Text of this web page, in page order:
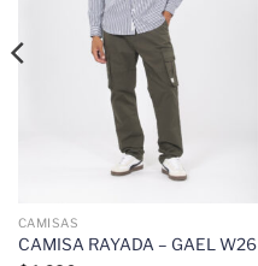
CAMISAS
CAMISA RAYADA – GAEL W26